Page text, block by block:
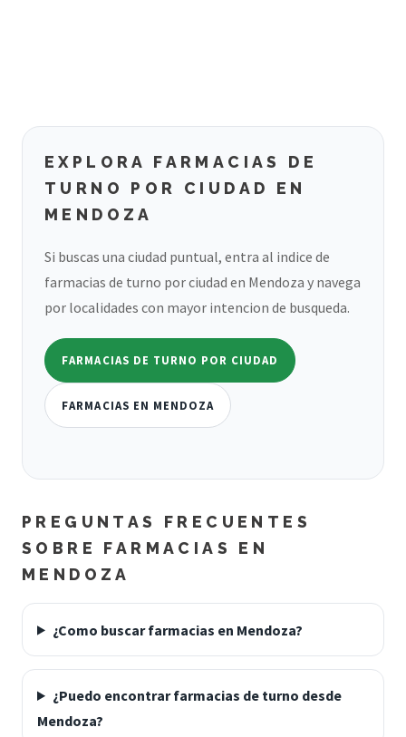
EXPLORA FARMACIAS DE
TURNO POR CIUDAD EN
MENDOZA
Si buscas una ciudad puntual, entra al indice de
farmacias de turno por ciudad en Mendoza y navega
por localidades con mayor intencion de busqueda.
FARMACIAS DE TURNO POR CIUDAD
FARMACIAS EN MENDOZA
PREGUNTAS FRECUENTES
SOBRE FARMACIAS EN
MENDOZA
¿Como buscar farmacias en Mendoza?
¿Puedo encontrar farmacias de turno desde
Mendoza?